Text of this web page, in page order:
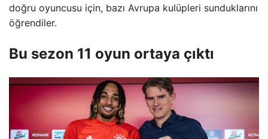
doğru oyuncusu için, bazı Avrupa kulüpleri sunduklarını
öğrendiler.
Bu sezon 11 oyun ortaya çıktı